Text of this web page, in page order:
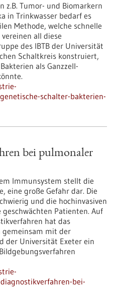
z.B. Tumor- und Biomarkern
in Trinkwasser bedarf es
Methode, welche schnelle
all diese
des IBTB der Universität
Schaltkreis konstruiert,
als Ganzzell-
schalter-bakterien-
bei pulmonaler
Immunsystem stellt die
eine große Gefahr dar. Die
und die hochinvasiven
Patienten. Auf
hat das
mit der
der Universität Exeter ein
bei-